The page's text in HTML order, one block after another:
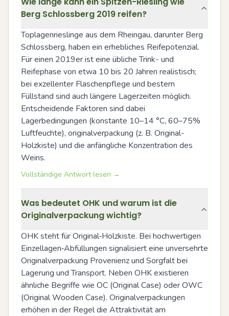
Berg Schlossberg 2019 reifen?
Toplagenrieslinge aus dem Rheingau, darunter Berg
Schlossberg, haben ein erhebliches Reifepotenzial.
Für einen 2019er ist eine übliche Trink- und
Reifephase von etwa 10 bis 20 Jahren realistisch;
bei exzellenter Flaschenpflege und bestem
Füllstand sind auch längere Lagerzeiten möglich.
Entscheidende Faktoren sind dabei
Lagerbedingungen (konstante 10–14 °C, 60–75%
Luftfeuchte), originalverpackung (z. B. Original-
Holzkiste) und die anfängliche Konzentration des
Weins.
Vollständige Antwort lesen →
Was bedeutet OHK und warum ist die
Originalverpackung wichtig?
OHK steht für Original‑Holzkiste. Bei hochwertigen
Einzellagen‑Abfüllungen signalisiert eine unversehrte
Originalverpackung Provenienz und Sorgfalt bei
Lagerung und Transport. Neben OHK existieren
ähnliche Begriffe wie OC (Original Case) oder OWC
(Original Wooden Case). Originalverpackungen
erhöhen in der Regel die Attraktivität am